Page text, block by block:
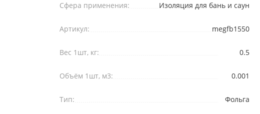
Сфера применения: Изоляция для бань и саун
Артикул: megfb1550
Вес 1шт, кг: 0.5
Объём 1шт, м3: 0.001
Тип: Фольга